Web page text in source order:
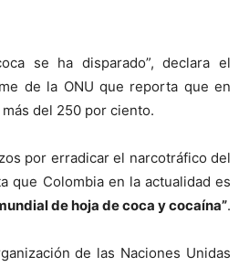
se ha disparado”, declara el
de la ONU que reporta que en
del 250 por ciento.
por erradicar el narcotráfico del
que Colombia en la actualidad es
de hoja de coca y cocaína”.
de las Naciones Unidas